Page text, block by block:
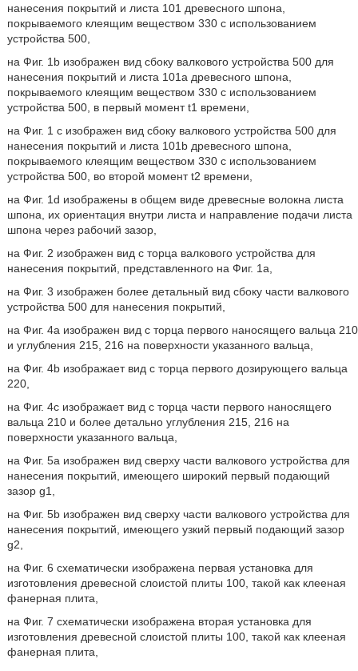
нанесения покрытий и листа 101 древесного шпона,
покрываемого клеящим веществом 330 с использованием
устройства 500,
на Фиг. 1b изображен вид сбоку валкового устройства 500 для
нанесения покрытий и листа 101а древесного шпона,
покрываемого клеящим веществом 330 с использованием
устройства 500, в первый момент t1 времени,
на Фиг. 1 с изображен вид сбоку валкового устройства 500 для
нанесения покрытий и листа 101b древесного шпона,
покрываемого клеящим веществом 330 с использованием
устройства 500, во второй момент t2 времени,
на Фиг. 1d изображены в общем виде древесные волокна листа
шпона, их ориентация внутри листа и направление подачи листа
шпона через рабочий зазор,
на Фиг. 2 изображен вид с торца валкового устройства для
нанесения покрытий, представленного на Фиг. 1а,
на Фиг. 3 изображен более детальный вид сбоку части валкового
устройства 500 для нанесения покрытий,
на Фиг. 4а изображен вид с торца первого наносящего вальца 210
и углубления 215, 216 на поверхности указанного вальца,
на Фиг. 4b изображает вид с торца первого дозирующего вальца
220,
на Фиг. 4с изображает вид с торца части первого наносящего
вальца 210 и более детально углубления 215, 216 на
поверхности указанного вальца,
на Фиг. 5а изображен вид сверху части валкового устройства для
нанесения покрытий, имеющего широкий первый подающий
зазор g1,
на Фиг. 5b изображен вид сверху части валкового устройства для
нанесения покрытий, имеющего узкий первый подающий зазор
g2,
на Фиг. 6 схематически изображена первая установка для
изготовления древесной слоистой плиты 100, такой как клееная
фанерная плита,
на Фиг. 7 схематически изображена вторая установка для
изготовления древесной слоистой плиты 100, такой как клееная
фанерная плита,